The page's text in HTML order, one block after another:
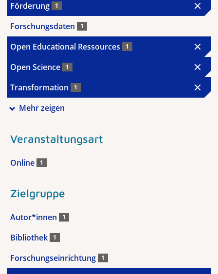
Förderung 1
Forschungsdaten 1
Open Educational Ressources 1
Open Science 1
Transformation 1
Mehr zeigen
Veranstaltungsart
Online 1
Zielgruppe
Autor*innen 1
Bibliothek 1
Forschungseinrichtung 1